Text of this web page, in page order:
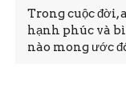
Trong cuộc đời,
hạnh phúc và
nào mong ước